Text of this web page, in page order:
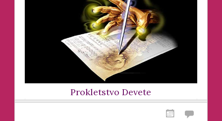
Prokletstvo Devete